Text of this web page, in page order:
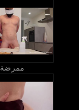
ممرضة